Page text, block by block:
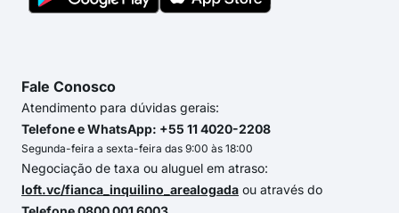
Fale Conosco
Atendimento para dúvidas gerais:
Telefone e WhatsApp: +55 11 4020-2208
Segunda-feira a sexta-feira das 9:00 às 18:00
Negociação de taxa ou aluguel em atraso:
loft.vc/fianca_inquilino_arealogada ou através do